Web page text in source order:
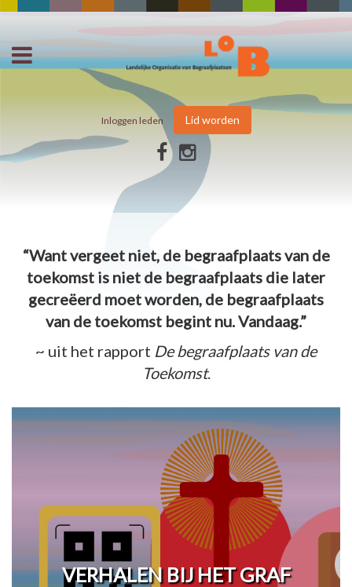
Inloggen leden Lid worden
“Want vergeet niet, de begraafplaats van de
toekomst is niet de begraafplaats die later
gecreëerd moet worden, de begraafplaats
van de toekomst begint nu. Vandaag.”
~ uit het rapport De begraafplaats van de
Toekomst.
VERHALEN BIJ HET GRAF